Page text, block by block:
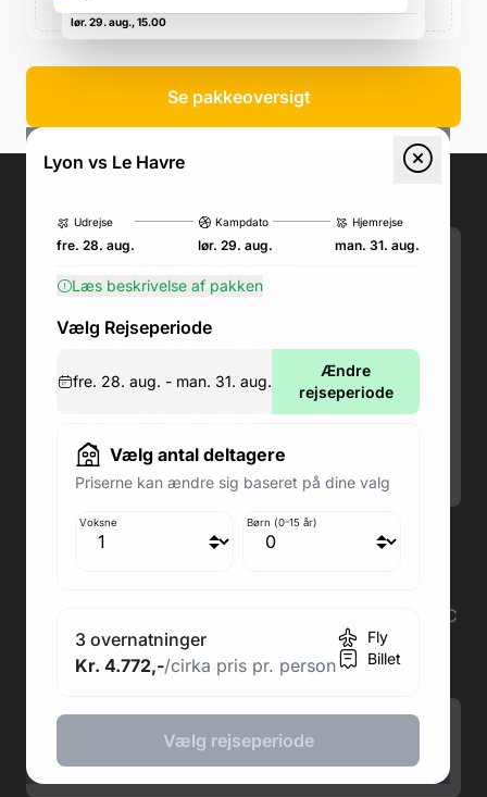
lør. 29. aug., 15.00
Se pakkeoversigt
Lyon vs Le Havre
Udrejse
fre. 28. aug.
Kampdato
lør. 29. aug.
Hjemrejse
man. 31. aug.
Læs beskrivelse af pakken
Vælg Rejseperiode
fre. 28. aug. - man. 31. aug.
Ændre
rejseperiode
Vælg antal deltagere
Priserne kan ændre sig baseret på dine valg
Voksne Børn (0-15 år)
3 overnatninger
Kr. 4.772,-/cirka pris pr. person
Fly
Billet
Vælg rejseperiode
Email:kundeservice@fodboldpakker.dk
Akuttelefon under rejsen: Nummeret står i
bunden af dit rejsedokument
Man-Ons: 09.00-18.00
Lørdag: 09.00-12.00
Søndag: Lukket
Adresse butik: Fodboldpakker ApS Rosendal 1C
Adresse kontor: Fodboldpakker ApS Rosendal 1C
2860 Søborg
CVR: 41967218
Tilmeld Nyhedsbrev.